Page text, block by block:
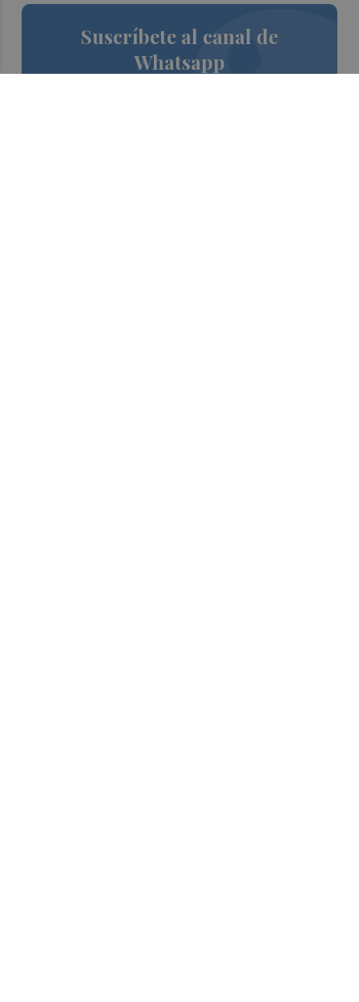
Suscríbete al canal de
Whatsapp